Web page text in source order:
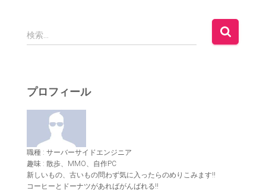
検
索
検索…
プロフィール
職種 : サーバーサイドエンジニア
趣味 : 散歩、MMO、自作PC
新しいもの、古いもの問わず気に入ったらのめりこみます!!
コーヒーとドーナツがあればがんばれる!!